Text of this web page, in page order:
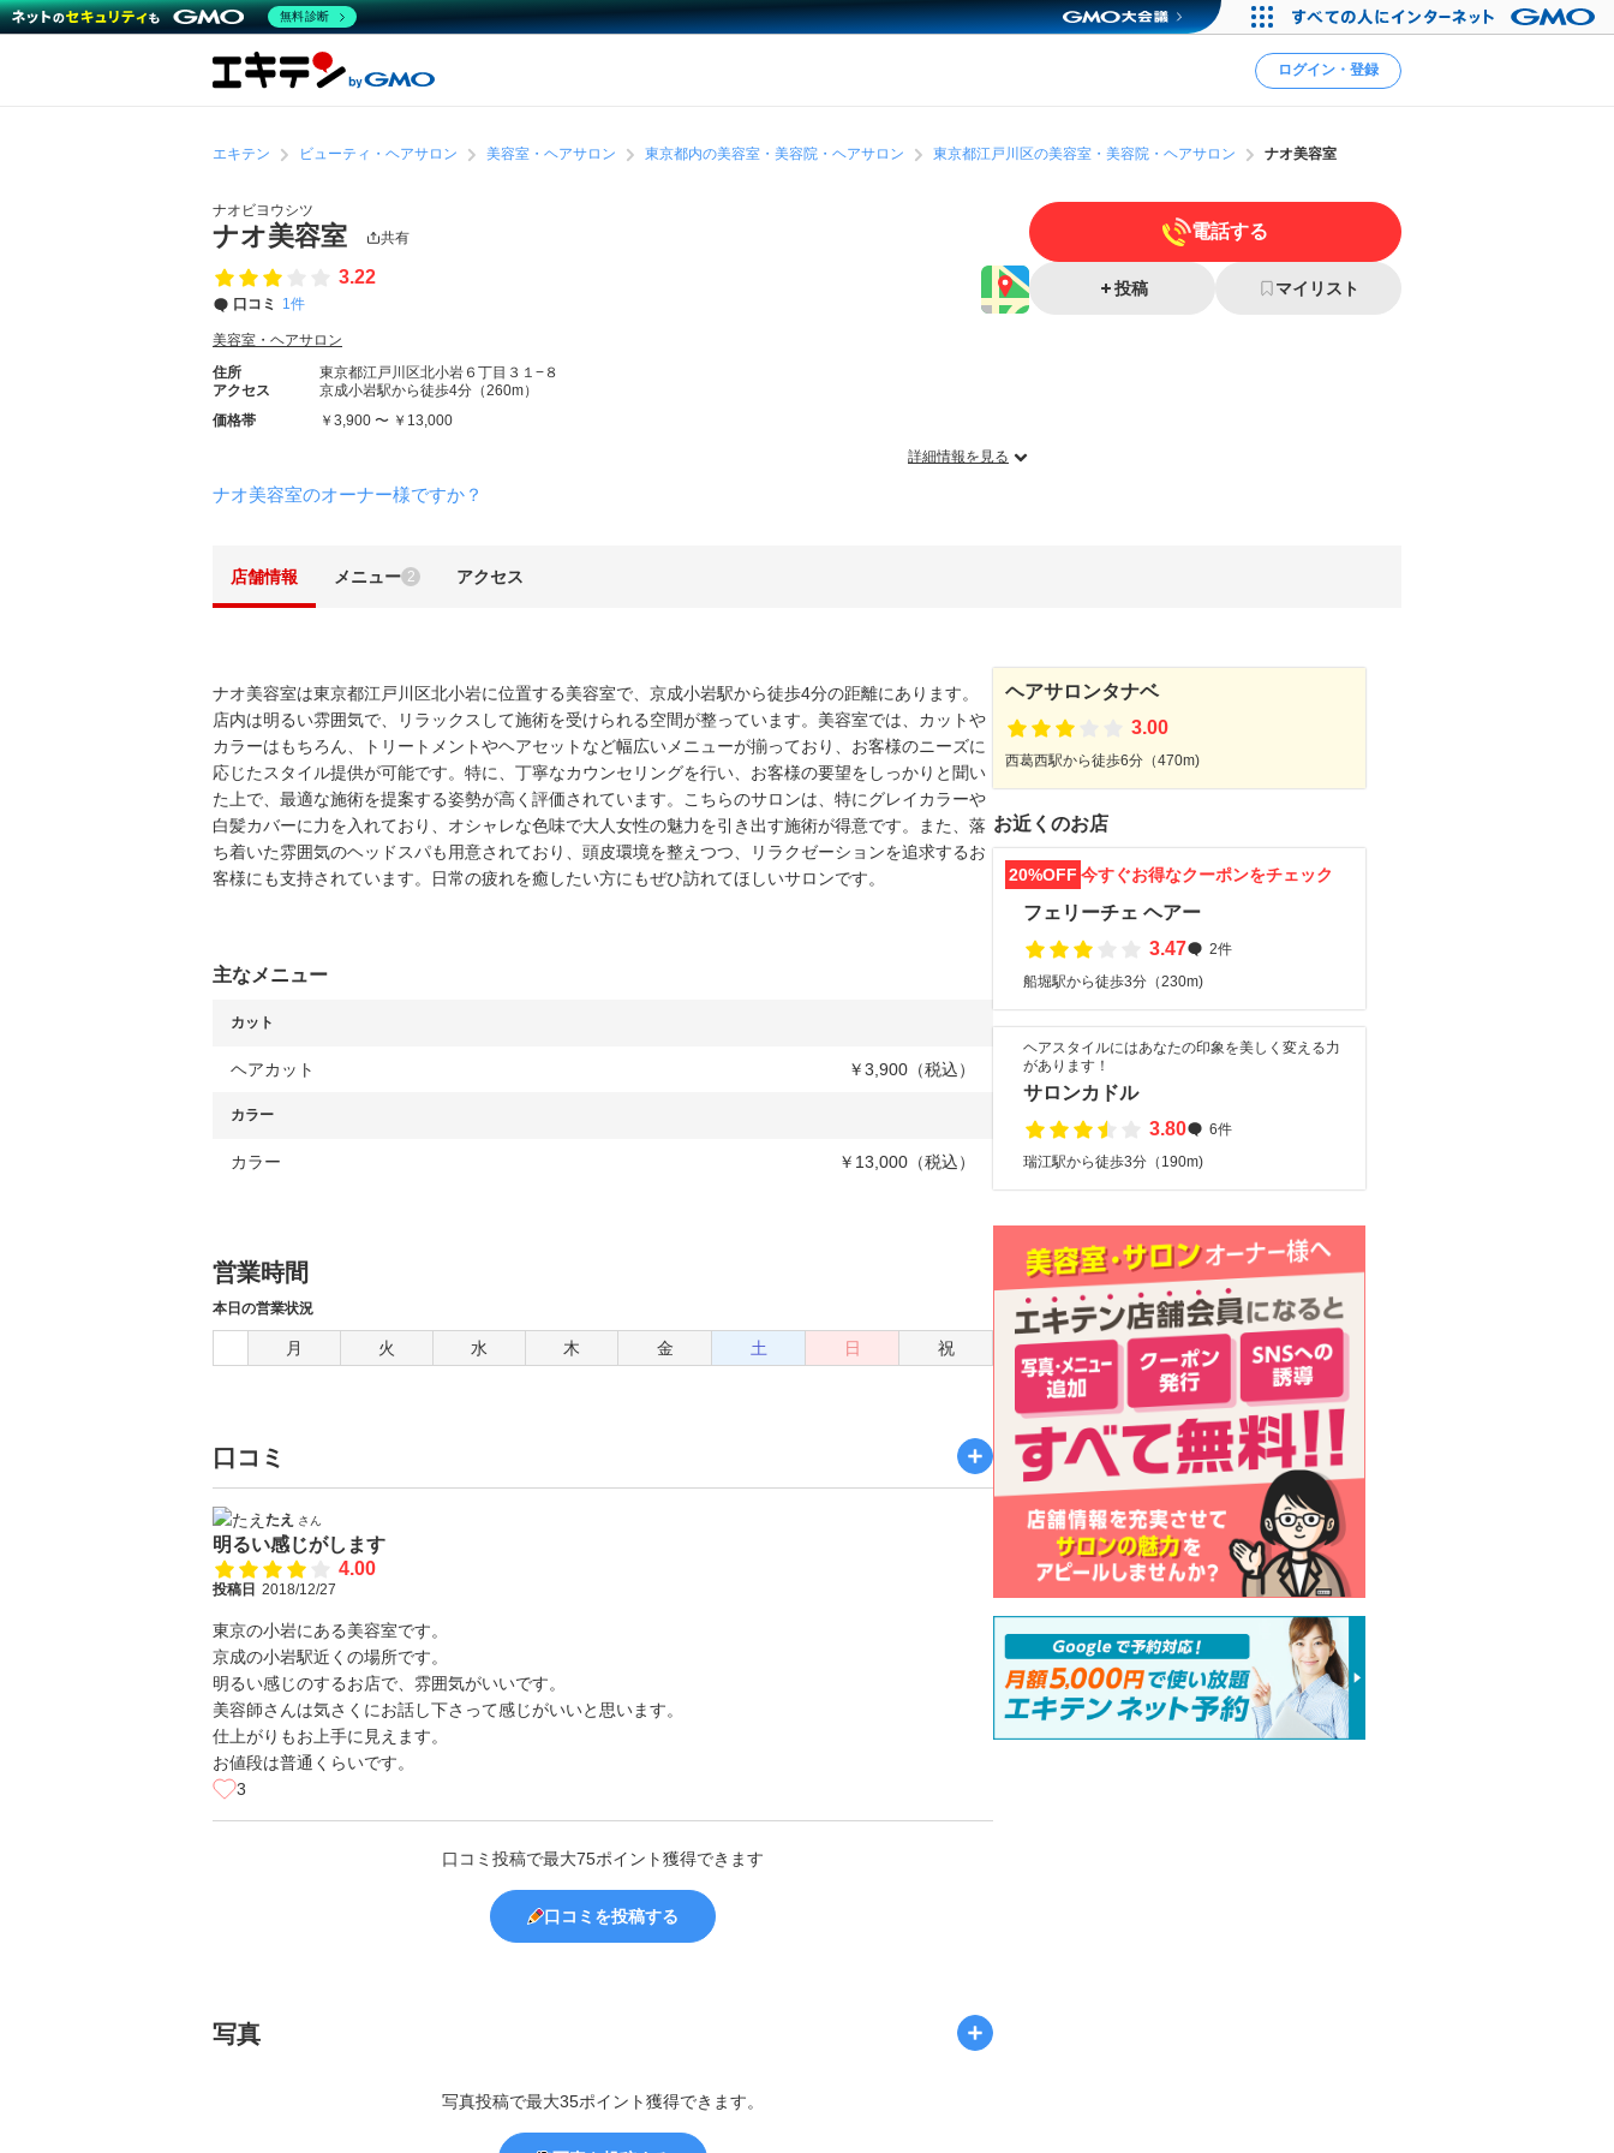
ログイン・登録
エキテン ビューティ・ヘアサロン 美容室・ヘアサロン 東京都内の美容室・美容院・ヘアサロン 東京都江戸川区の美容室・美容院・ヘアサロン ナオ美容室
ナオビヨウシツ
ナオ美容室 共有
3.22
口コミ 1件
美容室・ヘアサロン
住所
東京都江戸川区北小岩６丁目３１−８
アクセス
京成小岩駅から徒歩4分（260m）
価格帯
￥3,900 〜 ￥13,000
詳細情報を見る
ナオ美容室のオーナー様ですか？
電話する
投稿 マイリスト
店舗情報 メニュー 2 アクセス
ナオ美容室は東京都江戸川区北小岩に位置する美容室で、京成小岩駅から徒歩4分の距離にあります。
店内は明るい雰囲気で、リラックスして施術を受けられる空間が整っています。美容室では、カットや
カラーはもちろん、トリートメントやヘアセットなど幅広いメニューが揃っており、お客様のニーズに
応じたスタイル提供が可能です。特に、丁寧なカウンセリングを行い、お客様の要望をしっかりと聞い
た上で、最適な施術を提案する姿勢が高く評価されています。こちらのサロンは、特にグレイカラーや
白髪カバーに力を入れており、オシャレな色味で大人女性の魅力を引き出す施術が得意です。また、落
ち着いた雰囲気のヘッドスパも用意されており、頭皮環境を整えつつ、リラクゼーションを追求するお
客様にも支持されています。日常の疲れを癒したい方にもぜひ訪れてほしいサロンです。
主なメニュー
カット
ヘアカット ￥3,900（税込）
カラー
カラー ￥13,000（税込）
営業時間
本日の営業状況
月 火 水 木 金 土 日 祝
口コミ
たえ さん
明るい感じがします
4.00
投稿日 2018/12/27
東京の小岩にある美容室です。
京成の小岩駅近くの場所です。
明るい感じのするお店で、雰囲気がいいです。
美容師さんは気さくにお話し下さって感じがいいと思います。
仕上がりもお上手に見えます。
お値段は普通くらいです。
3
口コミ投稿で最大75ポイント獲得できます
口コミを投稿する
写真
写真投稿で最大35ポイント獲得できます。
ヘアサロンタナベ
3.00
西葛西駅から徒歩6分（470m)
お近くのお店
20%OFF 今すぐお得なクーポンをチェック
フェリーチェ ヘアー
3.47
2件
船堀駅から徒歩3分（230m)
ヘアスタイルにはあなたの印象を美しく変える力
があります！
サロンカドル
3.80
6件
瑞江駅から徒歩3分（190m)
無料診断